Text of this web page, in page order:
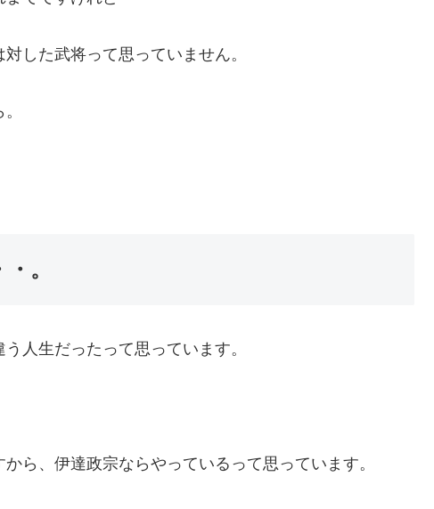
した武将って思っていません。
。
人生だったって思っています。
ら、伊達政宗ならやっているって思っています。